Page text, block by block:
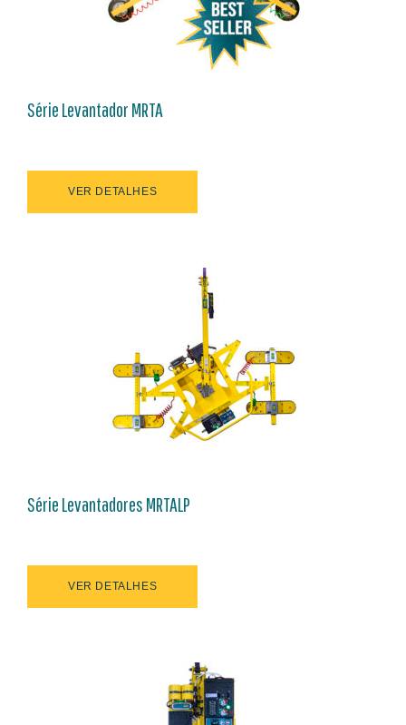
Série Levantador MRTA
VER DETALHES
Série Levantadores MRTALP
VER DETALHES